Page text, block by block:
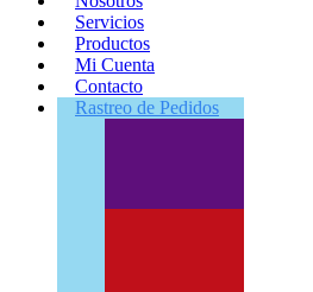
Servicios
Productos
Mi Cuenta
Contacto
Rastreo de Pedidos